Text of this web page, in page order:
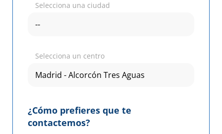
Selecciona una ciudad
Selecciona un centro
¿Cómo prefieres que te
contactemos?